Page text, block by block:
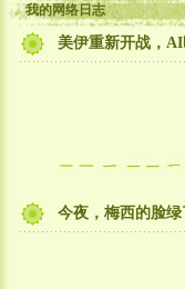
我的网络日志
美伊重新开战，
今夜，梅西的脸